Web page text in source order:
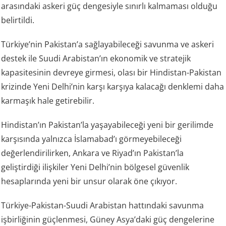
arasındaki askeri güç dengesiyle sınırlı kalmaması olduğu
belirtildi.
Türkiye’nin Pakistan’a sağlayabileceği savunma ve askeri
destek ile Suudi Arabistan’ın ekonomik ve stratejik
kapasitesinin devreye girmesi, olası bir Hindistan-Pakistan
krizinde Yeni Delhi’nin karşı karşıya kalacağı denklemi daha
karmaşık hale getirebilir.
Hindistan’ın Pakistan’la yaşayabileceği yeni bir gerilimde
karşısında yalnızca İslamabad’ı görmeyebileceği
değerlendirilirken, Ankara ve Riyad’ın Pakistan’la
geliştirdiği ilişkiler Yeni Delhi’nin bölgesel güvenlik
hesaplarında yeni bir unsur olarak öne çıkıyor.
Türkiye-Pakistan-Suudi Arabistan hattındaki savunma
işbirliğinin güçlenmesi, Güney Asya’daki güç dengelerine